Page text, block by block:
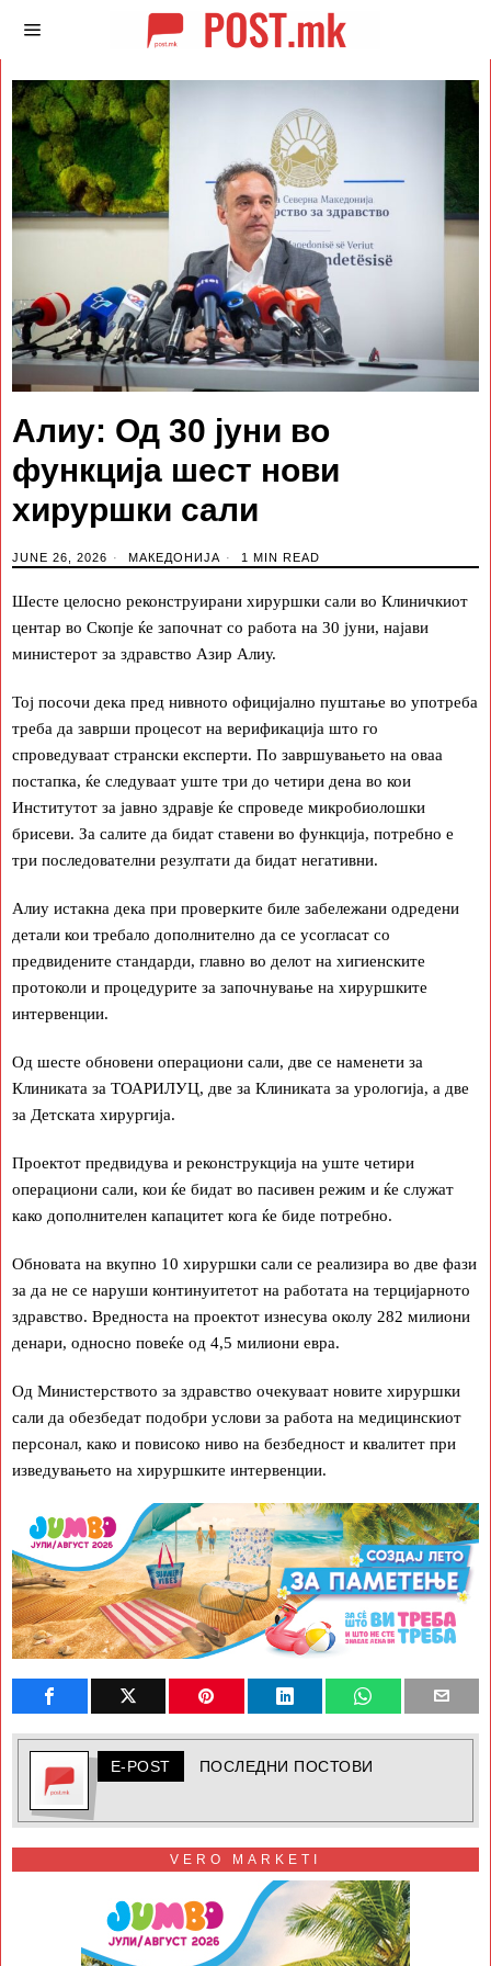
Алиу: Од 30 јуни во
функција шест нови
хируршки сали
JUNE 26, 2026 МАКЕДОНИЈА 1 MIN READ
Шесте целосно реконструирани хируршки сали во Клиничкиот
центар во Скопје ќе започнат со работа на 30 јуни, најави
министерот за здравство Азир Алиу.
Тој посочи дека пред нивното официјално пуштање во употреба
треба да заврши процесот на верификација што го
спроведуваат странски експерти. По завршувањето на оваа
постапка, ќе следуваат уште три до четири дена во кои
Институтот за јавно здравје ќе спроведе микробиолошки
брисеви. За салите да бидат ставени во функција, потребно е
три последователни резултати да бидат негативни.
Алиу истакна дека при проверките биле забележани одредени
детали кои требало дополнително да се усогласат со
предвидените стандарди, главно во делот на хигиенските
протоколи и процедурите за започнување на хируршките
интервенции.
Од шесте обновени операциони сали, две се наменети за
Клиниката за ТОАРИЛУЦ, две за Клиниката за урологија, а две
за Детската хирургија.
Проектот предвидува и реконструкција на уште четири
операциони сали, кои ќе бидат во пасивен режим и ќе служат
како дополнителен капацитет кога ќе биде потребно.
Обновата на вкупно 10 хируршки сали се реализира во две фази
за да не се наруши континуитетот на работата на терцијарното
здравство. Вредноста на проектот изнесува околу 282 милиони
денари, односно повеќе од 4,5 милиони евра.
Од Министерството за здравство очекуваат новите хируршки
сали да обезбедат подобри услови за работа на медицинскиот
персонал, како и повисоко ниво на безбедност и квалитет при
изведувањето на хируршките интервенции.
E-POST ПОСЛЕДНИ ПОСТОВИ
VERO MARKETI